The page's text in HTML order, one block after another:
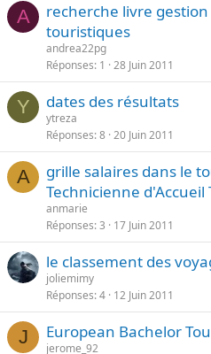
A
recherche livre
touristiques
andrea22pg
Réponses 1 28 Juin 2011
Y dates des résultats
ytreza
Réponses 8 20 Juin 2011
A
grille salaires dans le
Technicienne d'Accueil
anmarie
Réponses 3 17 Juin 2011
le classement des
joliemimy
Réponses 4 12 Juin 2011
J European Bachelor
jerome_92